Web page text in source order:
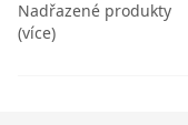
Nadřazené produkty
(více)